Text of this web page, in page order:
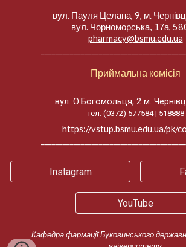
вул. Пауля Целана, 9, м.
вул. Чорноморська, 17а,
pharmacy@bsmu.edu.ua
Приймальна комісія
вул. О.Богомольця, 2 м.
тел. (0372) 577584 | 518888
https://vstup.bsmu.edu.ua/pk/
Instagram
YouTube
Кафедра фармації Буковинського